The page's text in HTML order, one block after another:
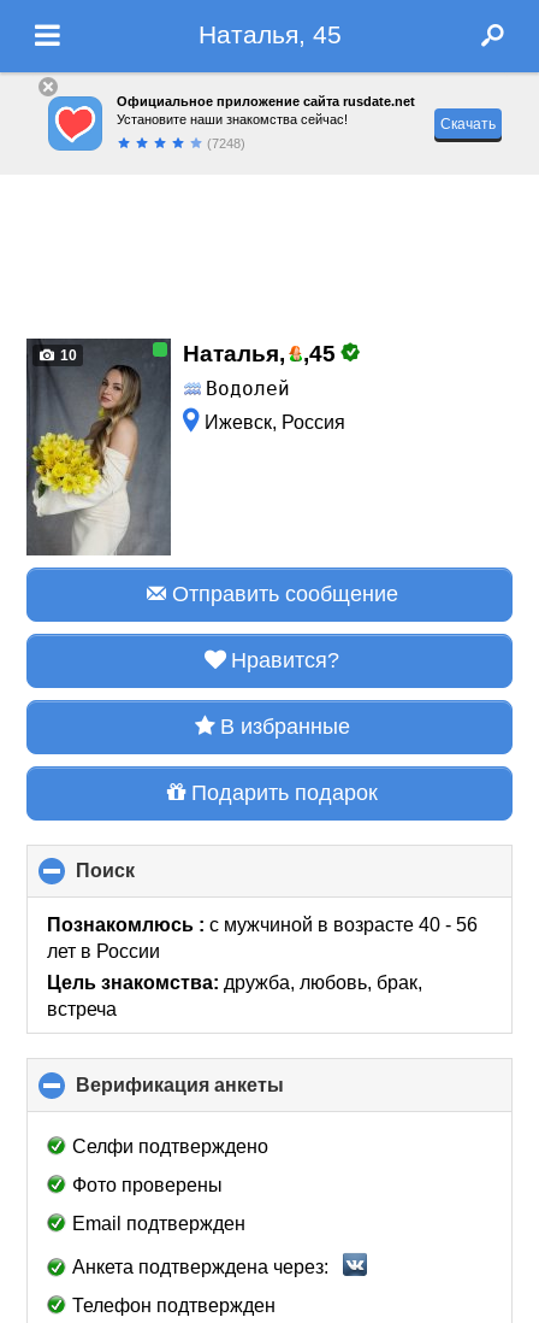
Наталья, 45
Официальное приложение сайта rusdate.net
Установите наши знакомства сейчас!
(7248)
Скачать
10 Наталья, ,45
Водолей
Ижевск, Россия
Отправить сообщение
Нравится?
В избранные
Подарить подарок
Поиск
to
collapse
contents
Познакомлюсь :с мужчиной в возрасте 40 - 56
лет в России
Цель знакомства: дружба, любовь, брак,
встреча
Верификация анкеты
to
Селфи подтверждено
Фото проверены
Email подтвержден
Анкета подтверждена через:
Телефон подтвержден